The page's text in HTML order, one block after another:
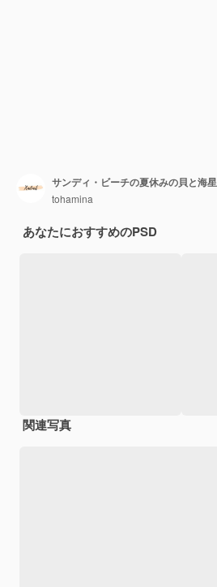
サンディ・ビーチの夏休みの貝と海星
tohamina
あなたにおすすめのPSD
関連写真